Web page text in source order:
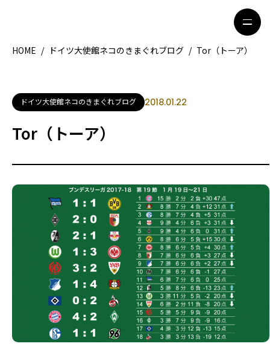
HOME
地域別ガイド
観光ガイド
ライフスタイル
著者一覧
ライター募集
HOME / ドイツ大使館ネコのきまぐれブログ / Tor（トーア）
ドイツ大使館ネコのきまぐれブログ 2018.01.22
Tor（トーア）